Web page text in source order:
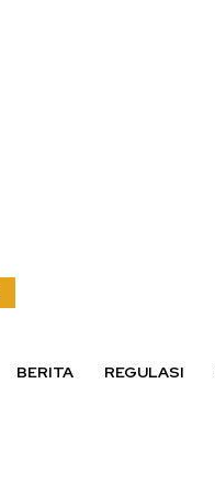
BERITA REGULASI